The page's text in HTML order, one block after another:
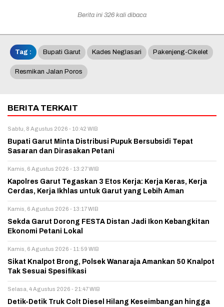
Berita ini 326 kali dibaca
Tag : Bupati Garut Kades Neglasari Pakenjeng-Cikelet
Resmikan Jalan Poros
BERITA TERKAIT
Sabtu, 8 Agustus 2026 - 10:42 WIB
Bupati Garut Minta Distribusi Pupuk Bersubsidi Tepat
Sasaran dan Dirasakan Petani
Kamis, 6 Agustus 2026 - 13:27 WIB
Kapolres Garut Tegaskan 3 Etos Kerja: Kerja Keras, Kerja
Cerdas, Kerja Ikhlas untuk Garut yang Lebih Aman
Kamis, 6 Agustus 2026 - 13:17 WIB
Sekda Garut Dorong FESTA Distan Jadi Ikon Kebangkitan
Ekonomi Petani Lokal
Kamis, 6 Agustus 2026 - 11:59 WIB
Sikat Knalpot Brong, Polsek Wanaraja Amankan 50 Knalpot
Tak Sesuai Spesifikasi
Selasa, 4 Agustus 2026 - 21:47 WIB
Detik-Detik Truk Colt Diesel Hilang Keseimbangan hingga